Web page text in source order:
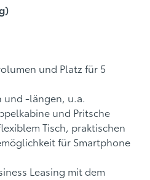
und Platz für 5
und -längen, u.a.
und Pritsche
Tisch, praktischen
für Smartphone
Leasing mit dem